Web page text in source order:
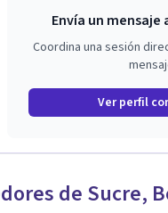
Envía un
Coordina una sesión
Ver perfil
de Sucre,